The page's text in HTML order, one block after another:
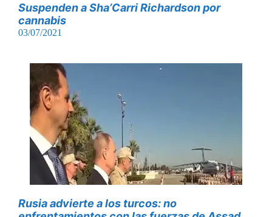
Suspenden a Sha’Carri Richardson por
cannabis
03/07/2021
Rusia advierte a los turcos: no